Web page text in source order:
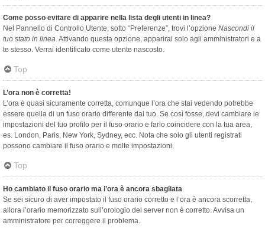
Come posso evitare di apparire nella lista degli utenti in linea?
Nel Pannello di Controllo Utente, sotto “Preferenze”, trovi l’opzione Nascondi il
tuo stato in linea. Attivando questa opzione, apparirai solo agli amministratori e a
te stesso. Verrai identificato come utente nascosto.
Top
L’ora non è corretta!
L’ora è quasi sicuramente corretta, comunque l’ora che stai vedendo potrebbe
essere quella di un fuso orario differente dal tuo. Se così fosse, devi cambiare le
impostazioni del tuo profilo per il fuso orario e farlo coincidere con la tua area,
es. London, Paris, New York, Sydney, ecc. Nota che solo gli utenti registrati
possono cambiare il fuso orario e molte impostazioni.
Top
Ho cambiato il fuso orario ma l’ora è ancora sbagliata
Se sei sicuro di aver impostato il fuso orario corretto e l’ora è ancora scorretta,
allora l’orario memorizzato sull’orologio del server non è corretto. Avvisa un
amministratore per correggere il problema.